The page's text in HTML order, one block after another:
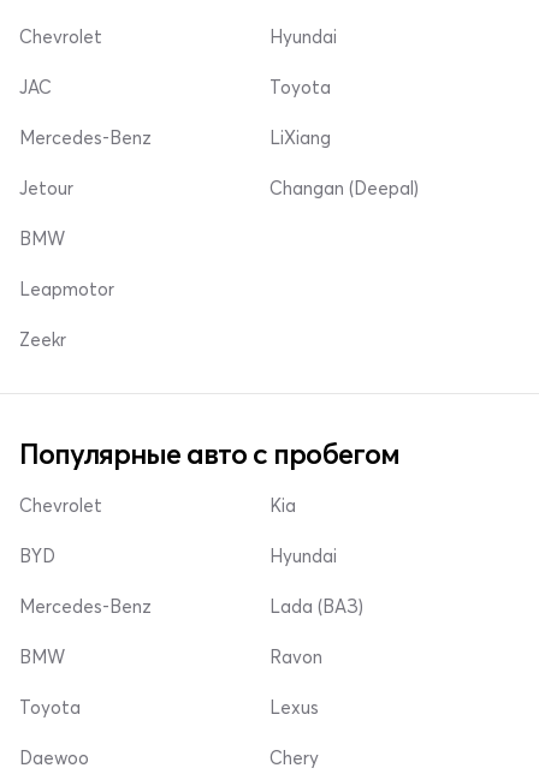
Chevrolet Hyundai
JAC
Mercedes-Benz
Jetour
Toyota
LiXiang
Changan (Deepal)
BMW
Leapmotor
Zeekr
Популярные авто с пробегом
Chevrolet
BYD
Mercedes-Benz
Kia
Hyundai
Lada (ВАЗ)
BMW
Toyota
Daewoo
Ravon
Lexus
Chery